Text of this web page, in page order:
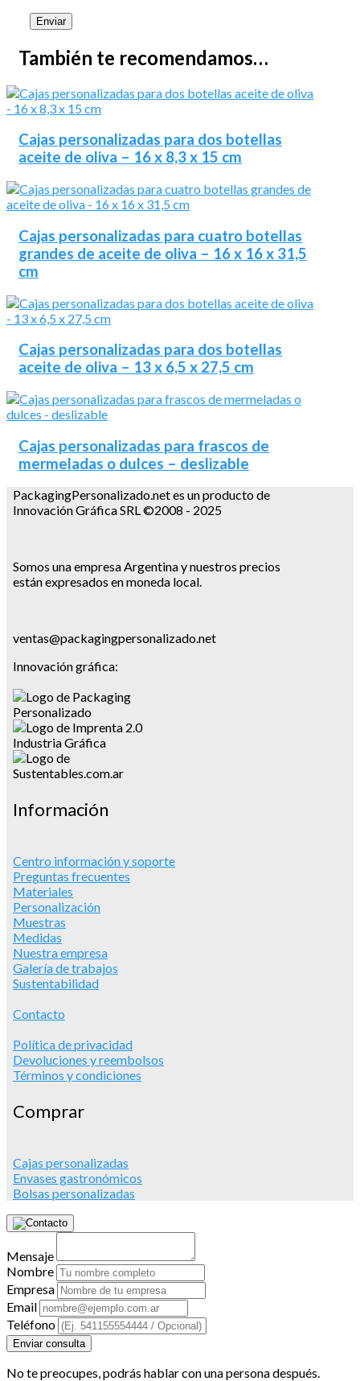
También te recomendamos…
Cajas personalizadas para dos botellas
aceite de oliva – 16 x 8,3 x 15 cm
Cajas personalizadas para cuatro botellas
grandes de aceite de oliva – 16 x 16 x 31,5
cm
Cajas personalizadas para dos botellas
aceite de oliva – 13 x 6,5 x 27,5 cm
Cajas personalizadas para frascos de
mermeladas o dulces – deslizable
PackagingPersonalizado.net es un producto de
Innovación Gráfica SRL ©2008 - 2025
Somos una empresa Argentina y nuestros precios
están expresados en moneda local.
ventas@packagingpersonalizado.net
Innovación gráfica:
Información
Centro información y soporte
Preguntas frecuentes
Materiales
Personalización
Muestras
Medidas
Nuestra empresa
Galería de trabajos
Sustentabilidad
Contacto
Política de privacidad
Devoluciones y reembolsos
Términos y condiciones
Comprar
Cajas personalizadas
Envases gastronómicos
Bolsas personalizadas
Mensaje
Nombre
Empresa
Email
Teléfono
Enviar consulta
No te preocupes, podrás hablar con una persona después.